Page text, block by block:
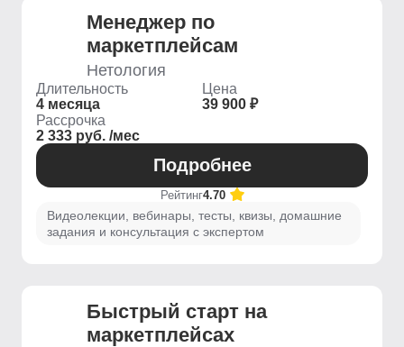
Менеджер по
маркетплейсам
Нетология
Длительность
4 месяца
Цена
39 900 ₽
Рассрочка
2 333 руб. /мес
Подробнее
Рейтинг4.70
Видеолекции, вебинары, тесты, квизы, домашние
задания и консультация с экспертом
Быстрый старт на
маркетплейсах